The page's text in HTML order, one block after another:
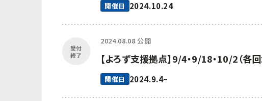
開催日 2024.10.24
受付
終了
2024.08.08 公開
【よろず支援拠点】9/4・9/18・10/2（各
開催日 2024.9.4~